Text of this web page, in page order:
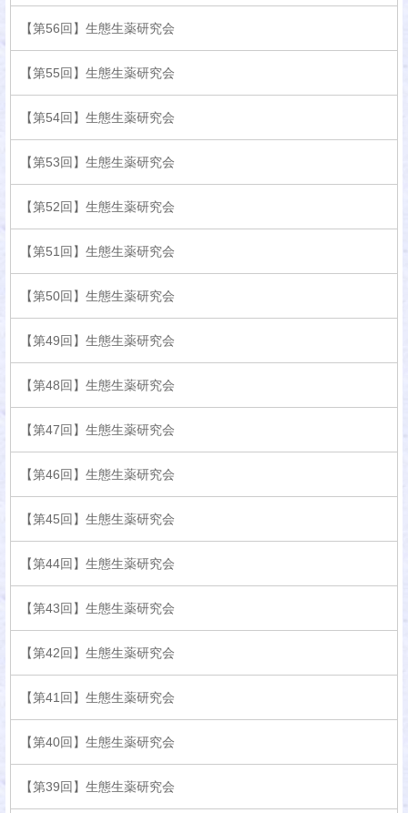
【第56回】生態生薬研究会
【第55回】生態生薬研究会
【第54回】生態生薬研究会
【第53回】生態生薬研究会
【第52回】生態生薬研究会
【第51回】生態生薬研究会
【第50回】生態生薬研究会
【第49回】生態生薬研究会
【第48回】生態生薬研究会
【第47回】生態生薬研究会
【第46回】生態生薬研究会
【第45回】生態生薬研究会
【第44回】生態生薬研究会
【第43回】生態生薬研究会
【第42回】生態生薬研究会
【第41回】生態生薬研究会
【第40回】生態生薬研究会
【第39回】生態生薬研究会